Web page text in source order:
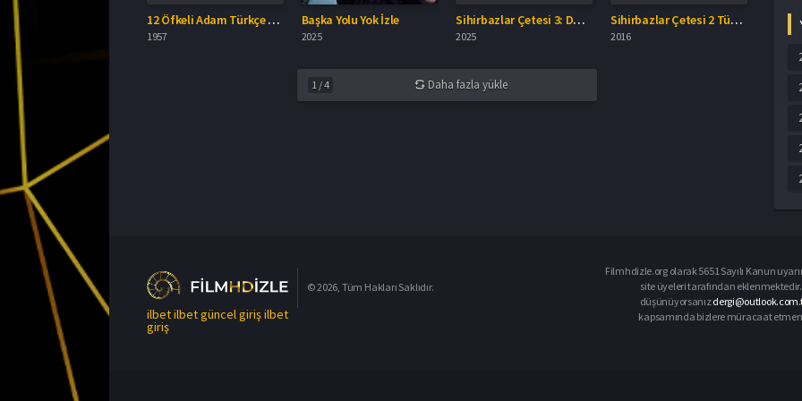
12 Öfkeli Adam Türkçe Dublaj İzle
1957
Başka Yolu Yok İzle
2025
Sihirbazlar Çetesi 3: Daha Bir Şey Görmediniz Full İzle
2025
Sihirbazlar Çetesi 2 Türkçe Dublaj İzle
2016
1 /4 Daha fazla yükle
ilbetilbet güncel girişilbet
giriş
© 2026, Tüm Hakları Saklıdır.
Filmhdizle.org olarak 5651 Sayılı Kanun
site üyeleri tarafından
düşünüyorsanız
kapsamında bizlere müracaat